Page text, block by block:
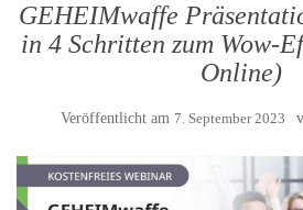
GEHEIMwaffe
in 4 Schritten zum Wow-
Online)
Veröffentlicht am 7. September 2023